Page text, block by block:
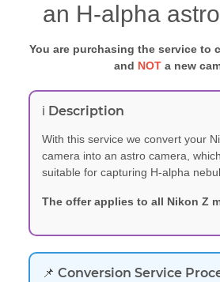
an H-alpha
You are purchasing the service to
and NOTa new
ℹ️ Description
With this service we convert your
camera into an astro camera,
suitable for capturing H-alpha
The offer applies to all Nikon Z
📌 Conversion Service